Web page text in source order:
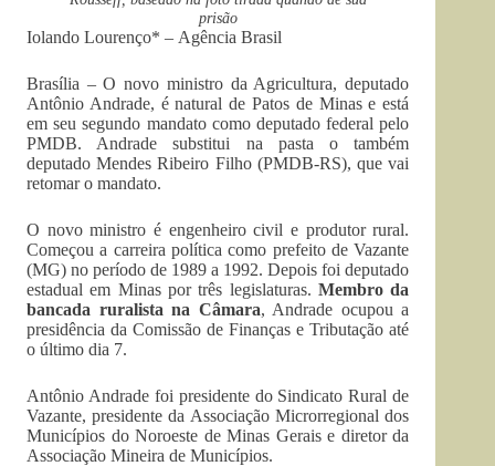
prisão
Iolando Lourenço* – Agência Brasil
Brasília – O novo ministro da Agricultura, deputado
Antônio Andrade, é natural de Patos de Minas e está
em seu segundo mandato como deputado federal pelo
PMDB. Andrade substitui na pasta o também
deputado Mendes Ribeiro Filho (PMDB-RS), que vai
retomar o mandato.
O novo ministro é engenheiro civil e produtor rural.
Começou a carreira política como prefeito de Vazante
(MG) no período de 1989 a 1992. Depois foi deputado
estadual em Minas por três legislaturas. Membro da
bancada ruralista na Câmara, Andrade ocupou a
presidência da Comissão de Finanças e Tributação até
o último dia 7.
Antônio Andrade foi presidente do Sindicato Rural de
Vazante, presidente da Associação Microrregional dos
Municípios do Noroeste de Minas Gerais e diretor da
Associação Mineira de Municípios.